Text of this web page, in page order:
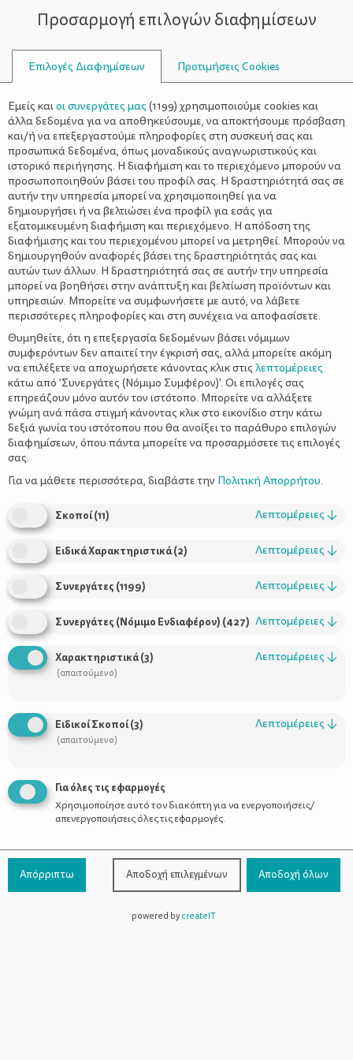
ΣΥΜΒΟΥΛΟΙ
ΕΜΦΆΝΙΣΗ ΠΑΧΥΣΑΡΚΊΑΣ
Διατροφή παιδιών προσχολικής και
σχολικής ηλικίας
Χρήσιμοι Σύνδεσμοι
Προϊόντα
Επικοινωνία
800-1199-800(από σταθερό,
χωρίς χρέωση)
Προσαρμογή επιλογών διαφημίσεων
Επιλογές Διαφημίσεων Προτιμήσεις Cookies
Εμείς καιοι συνεργάτες μας (1199) χρησιμοποιούμε cookies και
άλλα δεδομένα για να αποθηκεύσουμε, να αποκτήσουμε πρόσβαση
και/ή να επεξεργαστούμε πληροφορίες στη συσκευή σας και
προσωπικά δεδομένα, όπως μοναδικούς αναγνωριστικούς και
ιστορικό περιήγησης. Η διαφήμιση και το περιεχόμενο μπορούν να
προσωποποιηθούν βάσει του προφίλ σας. Η δραστηριότητά σας σε
αυτήν την υπηρεσία μπορεί να χρησιμοποιηθεί για να
δημιουργήσει ή να βελτιώσει ένα προφίλ για εσάς για
εξατομικευμένη διαφήμιση και περιεχόμενο. Η απόδοση της
διαφήμισης και του περιεχομένου μπορεί να μετρηθεί. Μπορούν να
δημιουργηθούν αναφορές βάσει της δραστηριότητάς σας και
αυτών των άλλων. Η δραστηριότητά σας σε αυτήν την υπηρεσία
μπορεί να βοηθήσει στην ανάπτυξη και βελτίωση προϊόντων και
υπηρεσιών. Μπορείτε να συμφωνήσετε με αυτό, να λάβετε
περισσότερες πληροφορίες και στη συνέχεια να αποφασίσετε.
Θυμηθείτε, ότι η επεξεργασία δεδομένων βάσει νόμιμων
συμφερόντων δεν απαιτεί την έγκρισή σας, αλλά μπορείτε ακόμη
να επιλέξετε να αποχωρήσετε κάνοντας κλικ στις λεπτομέρειες
κάτω από 'Συνεργάτες (Νόμιμο Συμφέρον)'. Οι επιλογές σας
επηρεάζουν μόνο αυτόν τον ιστότοπο. Μπορείτε να αλλάξετε
γνώμη ανά πάσα στιγμή κάνοντας κλικ στο εικονίδιο στην κάτω
δεξιά γωνία του ιστότοπου που θα ανοίξει το παράθυρο επιλογών
διαφημίσεων, όπου πάντα μπορείτε να προσαρμόσετε τις επιλογές
σας.
Για να μάθετε περισσότερα, διαβάστε την Πολιτική Απορρήτου.
Σκοποί(11) Λεπτομέρειες ↓
Ειδικά Χαρακτηριστικά(2) Λεπτομέρειες ↓
Συνεργάτες (1199) Λεπτομέρειες ↓
Συνεργάτες (Νόμιμο Ενδιαφέρον) (427) Λεπτομέρειες ↓
Χαρακτηριστικά(3)
(απαιτούμενο)
Λεπτομέρειες ↓
Ειδικοί Σκοποί(3)
(απαιτούμενο)
Λεπτομέρειες ↓
Για όλες τις εφαρμογές
Χρησιμοποίησε αυτό τον διακόπτη για να ενεργοποιήσεις/
απενεργοποιήσεις όλες τις εφαρμογές.
Απόρριπτω Αποδοχή επιλεγμένων Αποδοχή όλων
powered bycreateIT